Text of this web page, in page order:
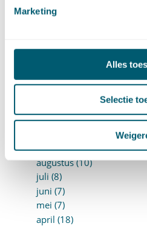
Marketing
Alles
Selectie
juni (13)
maart (8)
januari (15)
november (17)
september (9)
augustus (10)
juli (8)
juni (7)
mei (7)
april (18)